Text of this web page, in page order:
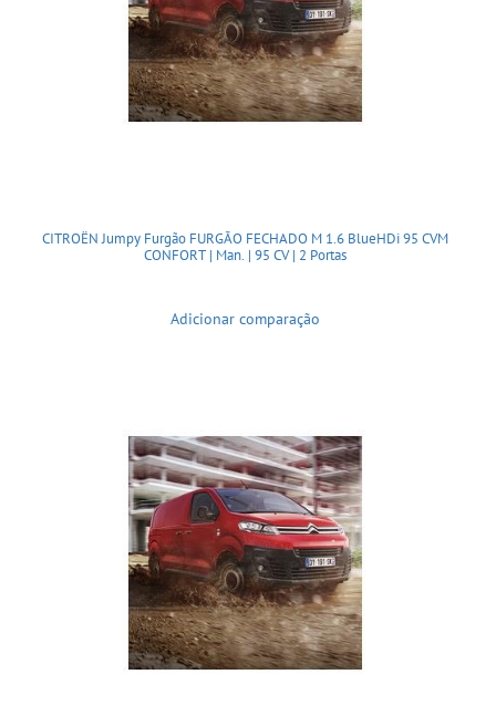
CITROËN Jumpy Furgão FURGÃO FECHADO M 1.6 BlueHDi 95 CVM
CONFORT | Man. | 95 CV | 2 Portas
Adicionar comparação